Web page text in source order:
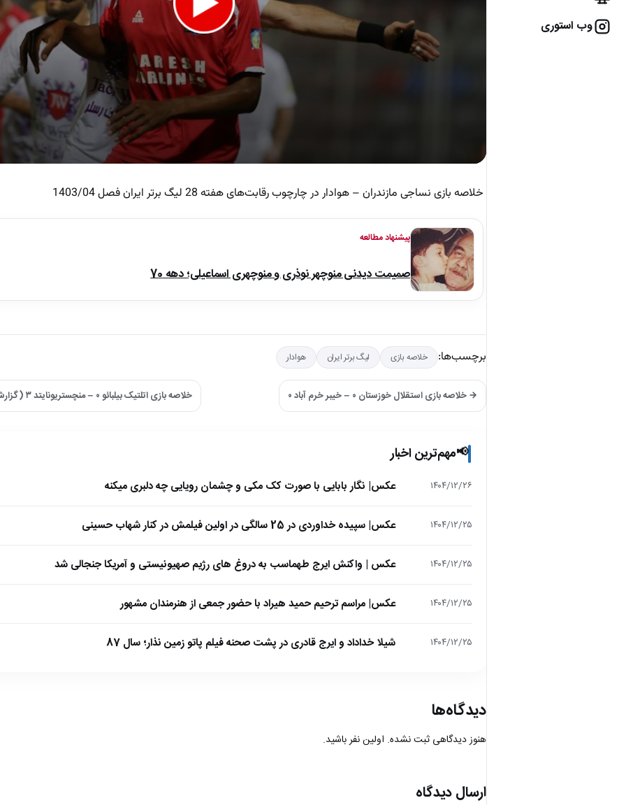
وب استوری
خلاصه بازی نساجی مازندران – هوادار در چارچوب رقابت‌های هفته 28 لیگ برتر ایران فصل 1403/04
پیشنهاد مطالعه
صمیمت دیدنی منوچهر نوذری و منوچهری اسماعیلی؛ دهه 70
برچسب‌ها: خلاصه بازی لیگ برتر ایران هوادار
→ خلاصه بازی استقلال خوزستان ۰ – خیبر خرم آباد ۰ خلاصه بازی اتلتیک بیلبائو ۰ – منچستریونایتد ۳ (گزارش محمدی مرام) ←
📢مهم‌ترین اخبار
۱۴۰۴/۱۲/۲۶ عکس| نگار بابایی با صورت کک مکی و چشمان رویایی چه دلبری میکنه
۱۴۰۴/۱۲/۲۵ عکس| سپیده خداوردی در 25 سالگی در اولین فیلمش در کنار شهاب حسینی
۱۴۰۴/۱۲/۲۵ عکس | واکنش ایرج طهماسب به دروغ های رژیم صهیونیستی و آمریکا جنجالی شد
۱۴۰۴/۱۲/۲۵ عکس| مراسم ترحیم حمید هیراد با حضور جمعی از هنرمندان مشهور
۱۴۰۴/۱۲/۲۵ شیلا خداداد و ایرج قادری در پشت صحنه فیلم پاتو زمین نذار؛ سال 87
دیدگاه‌ها
هنوز دیدگاهی ثبت نشده. اولین نفر باشید.
ارسال دیدگاه